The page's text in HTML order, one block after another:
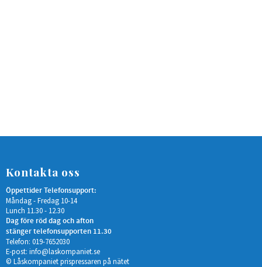
Kontakta oss
Öppettider Telefonsupport:
Måndag - Fredag 10-14
Lunch 11.30 - 12.30
Dag före röd dag och afton
stänger telefonsupporten 11.30
Telefon: 019-7652030
E-post: info@laskompaniet.se
© Låskompaniet prispressaren på nätet